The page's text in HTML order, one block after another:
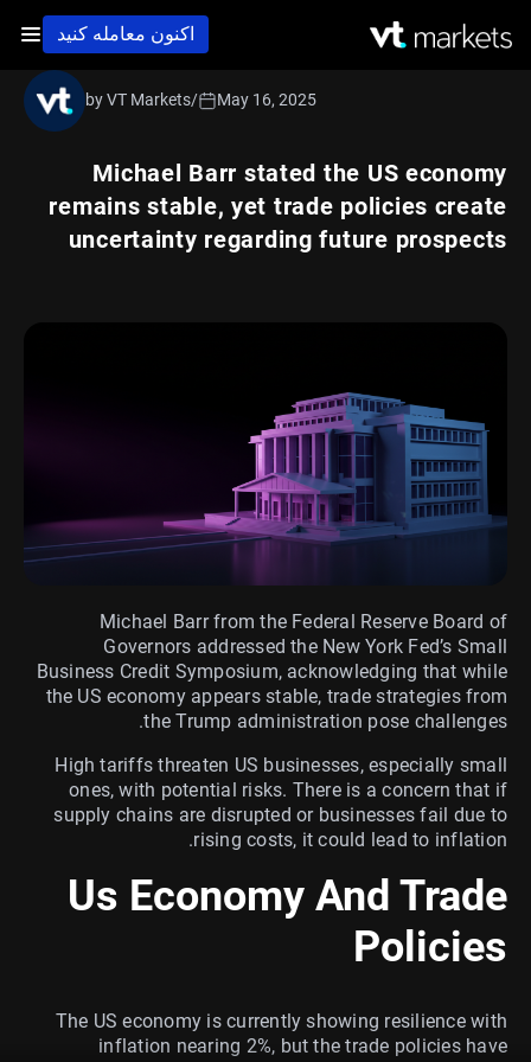
اکنون معامله کنید
Michael Barr stated the US economy
remains stable, yet trade policies create
uncertainty regarding future prospects
by VT Markets/ May 16, 2025
Michael Barr from the Federal Reserve Board of
Governors addressed the New York Fed’s Small
Business Credit Symposium, acknowledging that while
the US economy appears stable, trade strategies from
the Trump administration pose challenges.
High tariffs threaten US businesses, especially small
ones, with potential risks. There is a concern that if
supply chains are disrupted or businesses fail due to
rising costs, it could lead to inflation.
Us Economy And Trade
Policies
The US economy is currently showing resilience with
inflation nearing 2%, but the trade policies have